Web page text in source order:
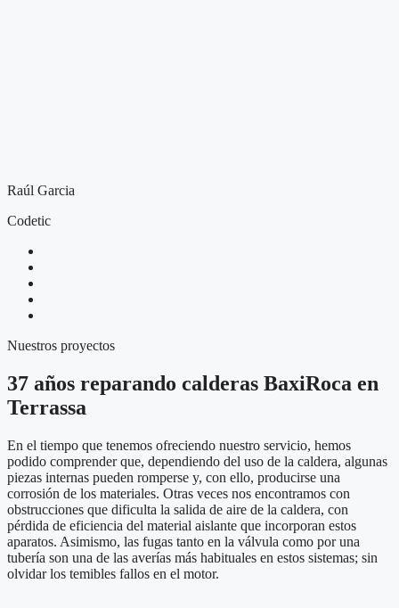
Raúl Garcia
Codetic
Nuestros proyectos
37 años reparando calderas BaxiRoca en
Terrassa
En el tiempo que tenemos ofreciendo nuestro servicio, hemos
podido comprender que, dependiendo del uso de la caldera, algunas
piezas internas pueden romperse y, con ello, producirse una
corrosión de los materiales. Otras veces nos encontramos con
obstrucciones que dificulta la salida de aire de la caldera, con
pérdida de eficiencia del material aislante que incorporan estos
aparatos. Asimismo, las fugas tanto en la válvula como por una
tubería son una de las averías más habituales en estos sistemas; sin
olvidar los temibles fallos en el motor.